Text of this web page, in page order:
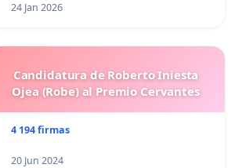
24 Jan 2026
Candidatura de Roberto Iniesta
Ojea (Robe) al Premio Cervantes
4 194 firmas
20 Jun 2024